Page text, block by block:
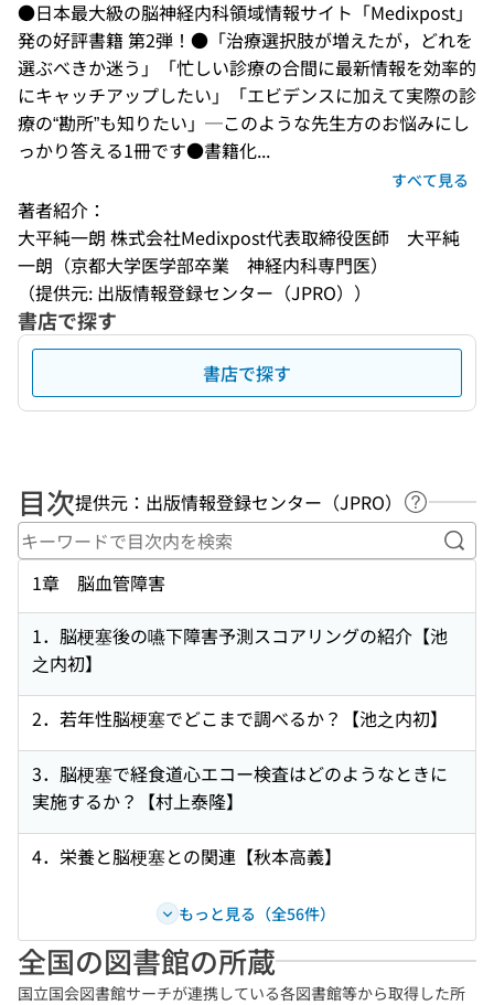
●日本最大級の脳神経内科領域情報サイト「Medixpost」
発の好評書籍 第2弾！●「治療選択肢が増えたが，どれを
選ぶべきか迷う」「忙しい診療の合間に最新情報を効率的
にキャッチアップしたい」「エビデンスに加えて実際の診
療の“勘所”も知りたい」─このような先生方のお悩みにし
っかり答える1冊です●書籍化...
すべて見る
著者紹介：
大平純一朗 株式会社Medixpost代表取締役医師　大平純
一朗（京都大学医学部卒業　神経内科専門医）
（提供元: 出版情報登録センター（JPRO））
書店で探す
書店で探す
目次提供元：出版情報登録センター（JPRO）
ヘルプペ
キ
1章 脳血管障害
1．脳梗塞後の嚥下障害予測スコアリングの紹介【池
之内初】
2．若年性脳梗塞でどこまで調べるか？【池之内初】
3．脳梗塞で経食道心エコー検査はどのようなときに
実施するか？【村上泰隆】
4．栄養と脳梗塞との関連【秋本高義】
もっと見る（全56件）
全国の図書館の所蔵
国立国会図書館サーチが連携している各図書館等から取得した所